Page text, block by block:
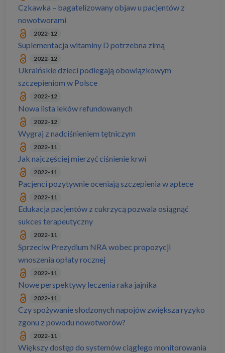
Czkawka – bagatelizowany objaw u pacjentów z
nowotworami
2022-12
Suplementacja witaminy D potrzebna zimą
2022-12
Ukraińskie dzieci podlegają obowiązkowym
szczepieniom w Polsce
2022-12
Nowa lista leków refundowanych
2022-12
Wygraj z nadciśnieniem tętniczym
2022-11
Jak najczęściej mierzyć ciśnienie krwi
2022-11
Pacjenci pozytywnie oceniają szczepienia w aptece
2022-11
Edukacja pacjentów z cukrzycą pozwala osiągnąć
sukces terapeutyczny
2022-11
Sprzeciw Prezydium NRA wobec propozycji
wnoszenia opłaty rocznej
2022-11
Nowe perspektywy leczenia raka jajnika
2022-11
Czy spożywanie słodzonych napojów zwiększa ryzyko
zgonu z powodu nowotworów?
2022-11
Większy dostęp do systemów ciągłego monitorowania